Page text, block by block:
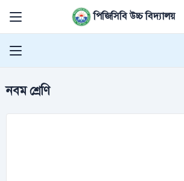
পিজিসিবি উচ্চ বিদ্যালয়
নবম শ্রেণি